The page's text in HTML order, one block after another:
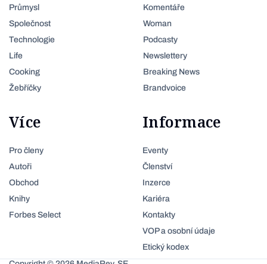
Průmysl
Společnost
Technologie
Life
Cooking
Žebříčky
Komentáře
Woman
Podcasty
Newslettery
Breaking News
Brandvoice
Více
Pro členy
Autoři
Obchod
Knihy
Forbes Select
Informace
Eventy
Členství
Inzerce
Kariéra
Kontakty
VOP a osobní údaje
Etický kodex